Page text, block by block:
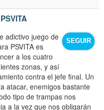
PSVITA
SEGUIR
adictivo juego de
PSVITA es
a los cuatro
zonas, y así
contra el jefe final. Un
atacar, enemigos bastante
tipo de trampas nos
a la vez que nos obligarán